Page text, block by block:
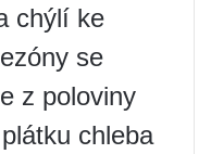
chýlí ke
se
z poloviny
chleba